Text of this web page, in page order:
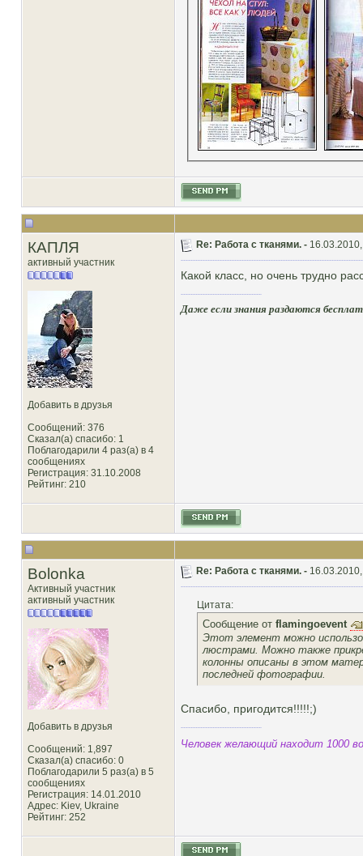
КАПЛЯ
активный участник
Добавить в друзья
Сообщений: 376
Сказал(а) спасибо: 1
Поблагодарили 4 раз(а) в 4
сообщениях
Регистрация: 31.10.2008
Рейтинг: 210
Re: Работа с тканями. -
Какой класс, но очень трудно
Даже если знания раздаются
Bolonka
Активный участник
активный участник
Добавить в друзья
Сообщений: 1,897
Сказал(а) спасибо: 0
Поблагодарили 5 раз(а) в 5
сообщениях
Регистрация: 14.01.2010
Адрес: Kiev, Ukraine
Рейтинг: 252
Re: Работа с тканями. -
Цитата:
Сообщение от flamingoevent
Этот элемент можно
люстрами. Можно также
колонны описаны в этом
последней фотографии.
Спасибо, пригодится!!!!!;)
Человек желающий находит 1000